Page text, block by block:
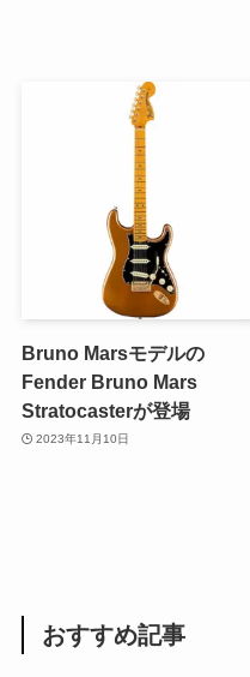
Bruno Marsモデルの
Fender Bruno Mars
Stratocasterが登場
2023年11月10日
おすすめ記事